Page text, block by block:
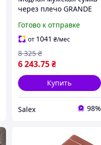
через плечо GRANDE
Натуральная кожа
Готово к отправке
от 1041 ₴/мес
6 243.75₴
8 325 ₴
Купить
Salex 98%